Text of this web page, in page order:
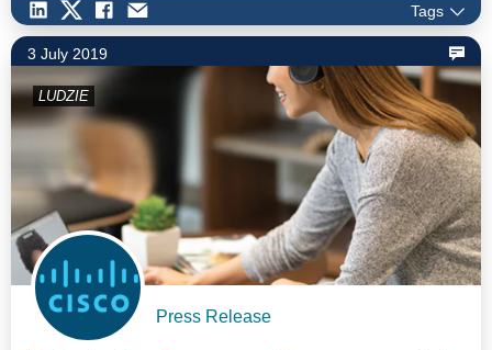
Tags
3 July 2019
LUDZIE
Press Release